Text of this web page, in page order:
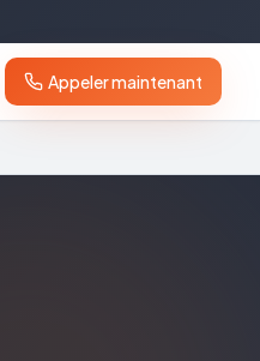
Appeler maintenant